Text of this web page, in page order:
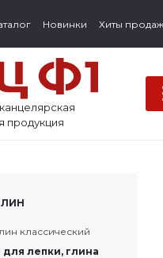
Новинки Хиты продаж
продукция
классический
лепки, глина